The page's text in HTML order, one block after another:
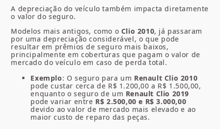
A depreciação do veículo também impacta diretamente
o valor do seguro.
Modelos mais antigos, como o Clio 2010, já passaram
por uma depreciação considerável, o que pode
resultar em prêmios de seguro mais baixos,
principalmente em coberturas que pagam o valor de
mercado do veículo em caso de perda total.
Exemplo: O seguro para um Renault Clio 2010
pode custar cerca de R$ 1.200,00 a R$ 1.500,00,
enquanto o seguro de um Renault Clio 2019
pode variar entre R$ 2.500,00 e R$ 3.000,00
devido ao valor de mercado mais elevado e ao
maior custo de reparo das peças.